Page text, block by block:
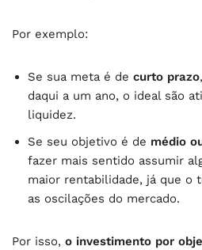
Por exemplo:
Se sua meta é de curto prazo
daqui a um ano, o ideal são
liquidez.
Se seu objetivo é de médio
fazer mais sentido assumir
maior rentabilidade, já que o
as oscilações do mercado.
Por isso, o investimento por